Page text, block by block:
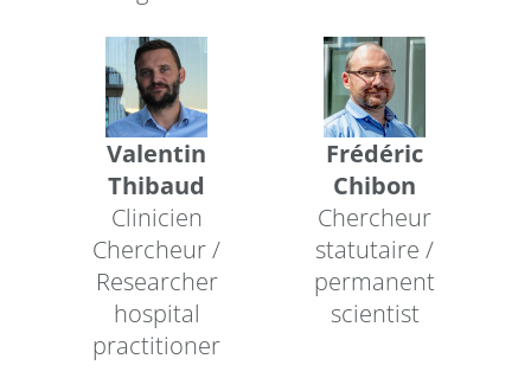
Valentin
Thibaud
Clinicien
Chercheur /
Researcher
hospital
practitioner
Frédéric
Chibon
Chercheur
statutaire /
permanent
scientist